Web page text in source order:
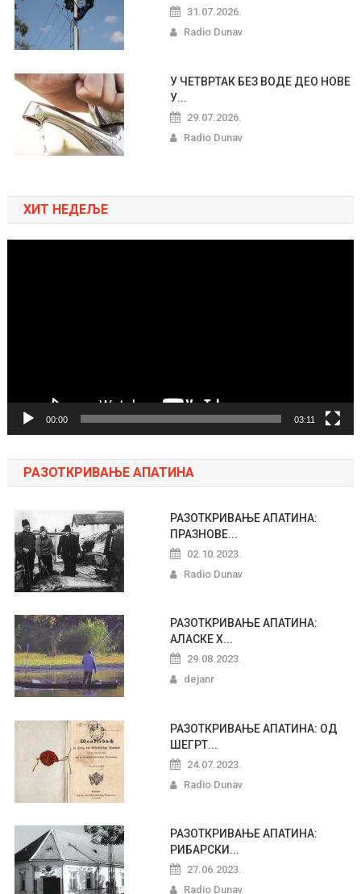
31.07.2026.
Radio Dunav
У ЧЕТВРТАК БЕЗ ВОДЕ ДЕО НОВЕ
У...
29.07.2026.
Radio Dunav
ХИТ НЕДЕЉЕ
00:00 03:11
РАЗОТКРИВАЊЕ АПАТИНА
РАЗОТКРИВАЊЕ АПАТИНА:
ПРАЗНОВЕ...
02.10.2023.
Radio Dunav
РАЗОТКРИВАЊЕ АПАТИНА:
АЛАСКЕ Х...
29.08.2023.
dejanr
РАЗОТКРИВАЊЕ АПАТИНА: ОД
ШЕГРТ...
24.07.2023.
Radio Dunav
РАЗОТКРИВАЊЕ АПАТИНА:
РИБАРСКИ...
27.06.2023.
Radio Dunav